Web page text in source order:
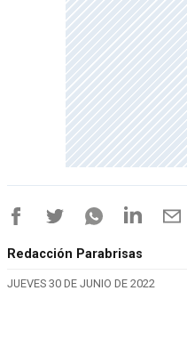
Redacción Parabrisas
JUEVES 30 DE JUNIO DE 2022